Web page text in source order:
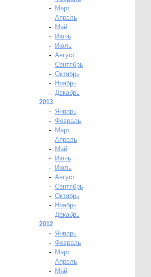
-
Март
- Апрель
-
Май
-
Июнь
-
Июль
- Август
- Сентябрь
- Октябрь
-
Ноябрь
- Декабрь
2013
-
Январь
- Февраль
-
Март
- Апрель
-
Май
-
Июнь
-
Июль
- Август
- Сентябрь
- Октябрь
-
Ноябрь
- Декабрь
2012
-
Январь
- Февраль
-
Март
- Апрель
-
Май